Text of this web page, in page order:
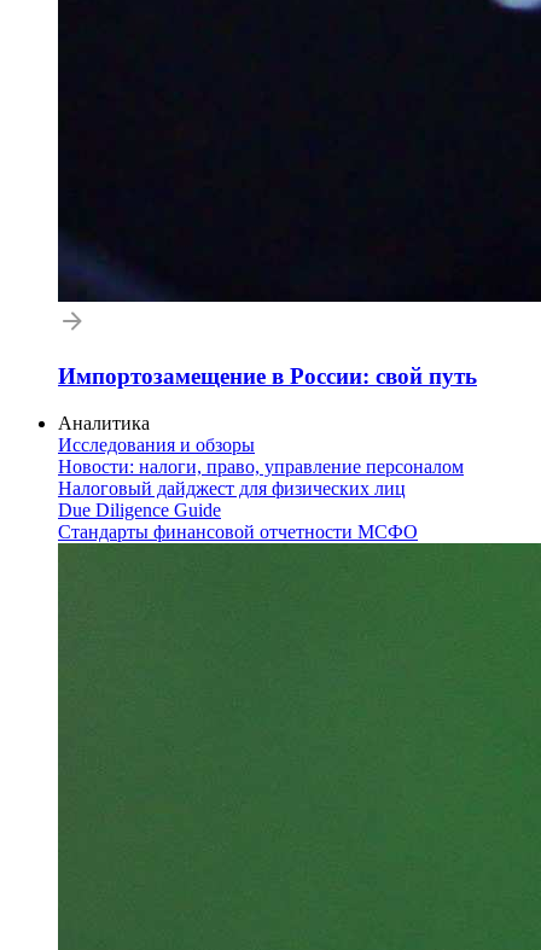
Импортозамещение в России: свой путь
Аналитика
Исследования и обзоры
Новости: налоги, право, управление персоналом
Налоговый дайджест для физических лиц
Due Diligence Guide
Стандарты финансовой отчетности МСФО